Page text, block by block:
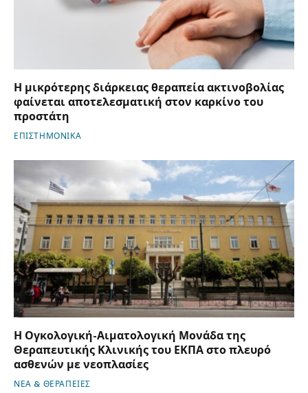
Η μικρότερης διάρκειας θεραπεία ακτινοβολίας
φαίνεται αποτελεσματική στον καρκίνο του
προστάτη
ΕΠΙΣΤΗΜΟΝΙΚΑ
Η Ογκολογική-Αιματολογική Μονάδα της
Θεραπευτικής Κλινικής του ΕΚΠΑ στο πλευρό
ασθενών με νεοπλασίες
ΝΕΑ & ΘΕΡΑΠΕΙΕΣ